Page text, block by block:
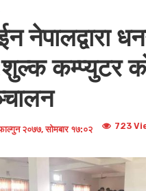
नेपालद्वारा
कम्प्युटर
२०७७, सोमबार १७:०२ 723